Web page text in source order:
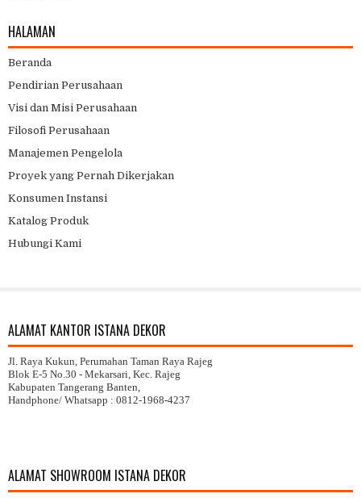
HALAMAN
Beranda
Pendirian Perusahaan
Visi dan Misi Perusahaan
Filosofi Perusahaan
Manajemen Pengelola
Proyek yang Pernah Dikerjakan
Konsumen Instansi
Katalog Produk
Hubungi Kami
ALAMAT KANTOR ISTANA DEKOR
Jl. Raya Kukun, Perumahan Taman Raya Rajeg
Blok E-5 No.30 - Mekarsari, Kec. Rajeg
Kabupaten Tangerang Banten,
Handphone/ Whatsapp : 0812-1968-4237
ALAMAT SHOWROOM ISTANA DEKOR